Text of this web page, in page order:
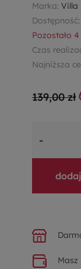
Marka: Villa
Dostępność:
Pozostało 4
Czas
Najniższa
139,00 zł
-